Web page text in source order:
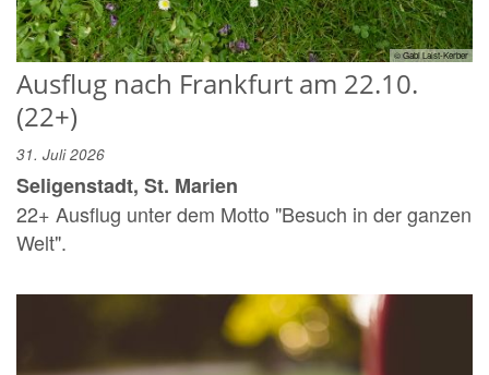
© Gabi Laist-Kerber
Ausflug nach Frankfurt am 22.10.
(22+)
31. Juli 2026
Seligenstadt, St. Marien
22+ Ausflug unter dem Motto "Besuch in der ganzen
Welt".